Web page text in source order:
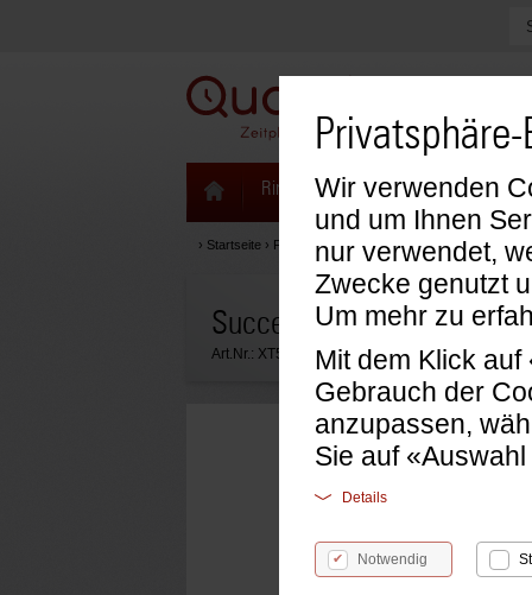
Wir verwenden
und um Ihnen
nur verwendet,
Zwecke genutzt
Um mehr zu
Mit dem Klick
Gebrauch der
anzupassen,
Sie auf
Details
Notwendig
Ringbücher & Zeitplaner
› Startseite› Formblätter & Einlagen› Succes Einlagen ›
Succes Notizpapier
Art.Nr.: XT52